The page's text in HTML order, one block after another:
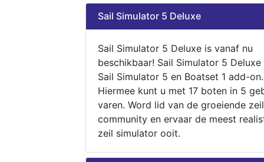
Sail Simulator 5 Deluxe
Sail Simulator 5 Deluxe is vanaf nu
beschikbaar! Sail Simulator 5
Sail Simulator 5 en Boatset 1 add-on.
Hiermee kunt u met 17 boten in 5
varen. Word lid van de groeiende zeil
community en ervaar de meest
zeil simulator ooit.